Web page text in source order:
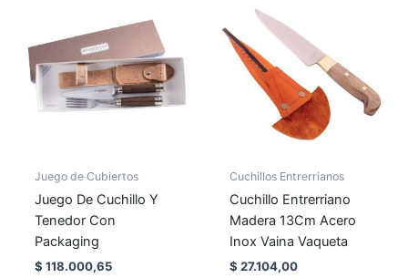
Juego de Cubiertos
Juego De Cuchillo Y
Tenedor Con
Packaging
$ 118.000,65
Cuchillos Entrerrianos
Cuchillo Entrerriano
Madera 13Cm Acero
Inox Vaina Vaqueta
$ 27.104,00